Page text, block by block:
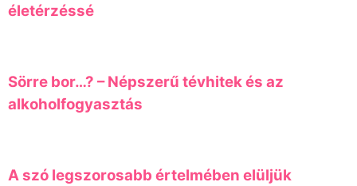
életérzéssé
Sörre bor…? – Népszerű tévhitek és az
alkoholfogyasztás
A szó legszorosabb értelmében elüljük